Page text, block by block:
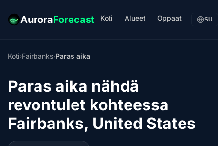
AuroraForecast Koti Alueet Oppaat SU
Koti›Fairbanks›Paras aika
Paras aika nähdä
revontulet kohteessa
Fairbanks, United States